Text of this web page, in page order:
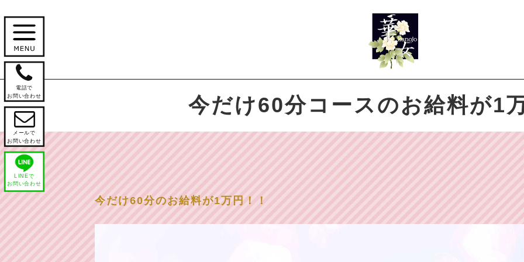

電話で
お問い合わせ

メールで
お問い合わせ
LINEで
お問い合わせ
今だけ60分コースのお給料が1
今だけ60分のお給料が1万円！！